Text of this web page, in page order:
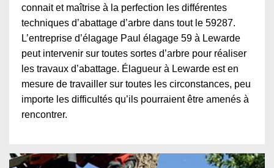
connait et maîtrise à la perfection les différentes
techniques d’abattage d’arbre dans tout le 59287.
L’entreprise d’élagage Paul élagage 59 à Lewarde
peut intervenir sur toutes sortes d’arbre pour réaliser
les travaux d’abattage. Élagueur à Lewarde est en
mesure de travailler sur toutes les circonstances, peu
importe les difficultés qu’ils pourraient être amenés à
rencontrer.